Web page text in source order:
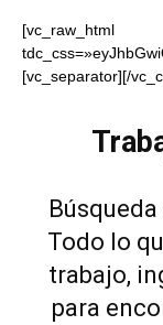
[vc_raw_html
[vc_separator][/
Todo lo
trabajo,
para